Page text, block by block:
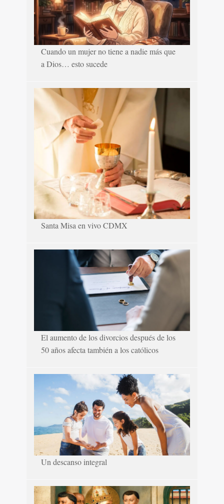
Cuando un mujer no tiene a nadie más que
a Dios… esto sucede
Santa Misa en vivo CDMX
El aumento de los divorcios después de los
50 años afecta también a los católicos
Un descanso integral